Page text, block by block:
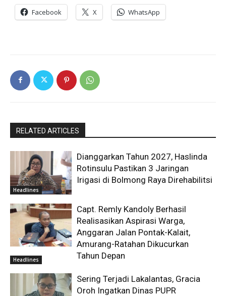
Facebook X WhatsApp
RELATED ARTICLES
Headlines
Dianggarkan Tahun 2027, Haslinda
Rotinsulu Pastikan 3 Jaringan
Irigasi di Bolmong Raya Direhabilitsi
Headlines
Capt. Remly Kandoly Berhasil
Realisasikan Aspirasi Warga,
Anggaran Jalan Pontak-Kalait,
Amurang-Ratahan Dikucurkan
Tahun Depan
Sering Terjadi Lakalantas, Gracia
Oroh Ingatkan Dinas PUPR